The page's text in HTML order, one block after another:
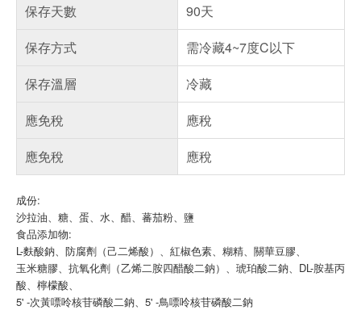
保存天數
90天
保存方式
需冷藏4~7度C以下
保存溫層
冷藏
應免稅
應稅
應免稅
應稅
成份:
沙拉油、糖、蛋、水、醋、蕃茄粉、鹽
食品添加物:
L-麩酸鈉、防腐劑（己二烯酸）、紅椒色素、糊精、關華豆膠、
玉米糖膠、抗氧化劑（乙烯二胺四醋酸二鈉）、琥珀酸二鈉、DL-胺基丙
酸、檸檬酸、
5' -次黃嘌呤核苷磷酸二鈉、5' -鳥嘌呤核苷磷酸二鈉